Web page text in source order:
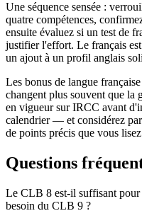
Une séquence sensée :
quatre compétences,
ensuite évaluez si un test de
justifier l'effort. Le français
un ajout à un profil anglais
Les bonus de langue
changent plus souvent que la
en vigueur sur IRCC avant
calendrier — et considérez
de points précis que vous
Questions
Le CLB 8 est-il suffisant
besoin du CLB 9 ?